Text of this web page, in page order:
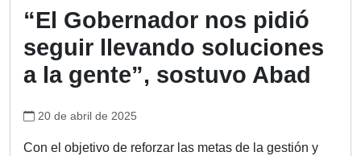
“El Gobernador nos pidió
seguir llevando soluciones
a la gente”, sostuvo Abad
20 de abril de 2025
Con el objetivo de reforzar las metas de la gestión y